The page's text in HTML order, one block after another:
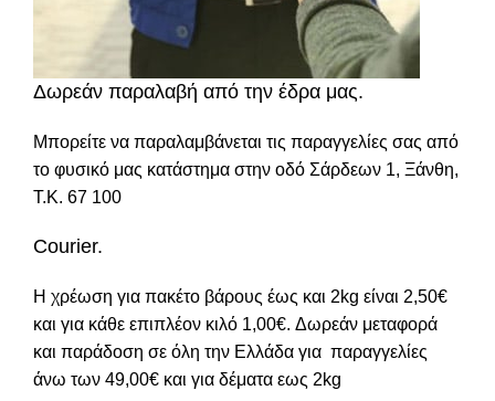
Δωρεάν παραλαβή από την έδρα μας.
Μπορείτε να παραλαμβάνεται τις παραγγελίες σας από
το φυσικό μας κατάστημα στην οδό Σάρδεων 1, Ξάνθη,
Τ.Κ. 67 100
Courier.
Η χρέωση για πακέτο βάρους έως και 2kg είναι 2,50€
και για κάθε επιπλέον κιλό 1,00€. Δωρεάν μεταφορά
και παράδοση σε όλη την Ελλάδα για παραγγελίες
άνω των 49,00€ και για δέματα εως 2kg